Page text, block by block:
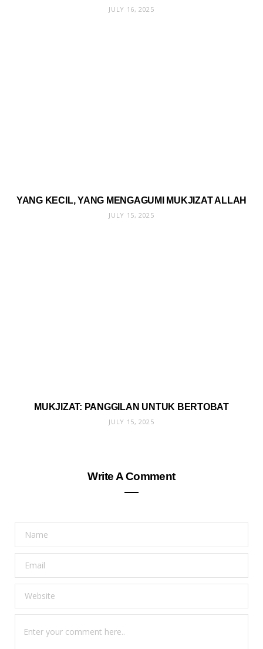
JULY 16, 2025
YANG KECIL, YANG MENGAGUMI MUKJIZAT ALLAH
JULY 15, 2025
MUKJIZAT: PANGGILAN UNTUK BERTOBAT
JULY 15, 2025
Write A Comment